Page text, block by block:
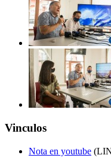
Vinculos
Nota en youtube